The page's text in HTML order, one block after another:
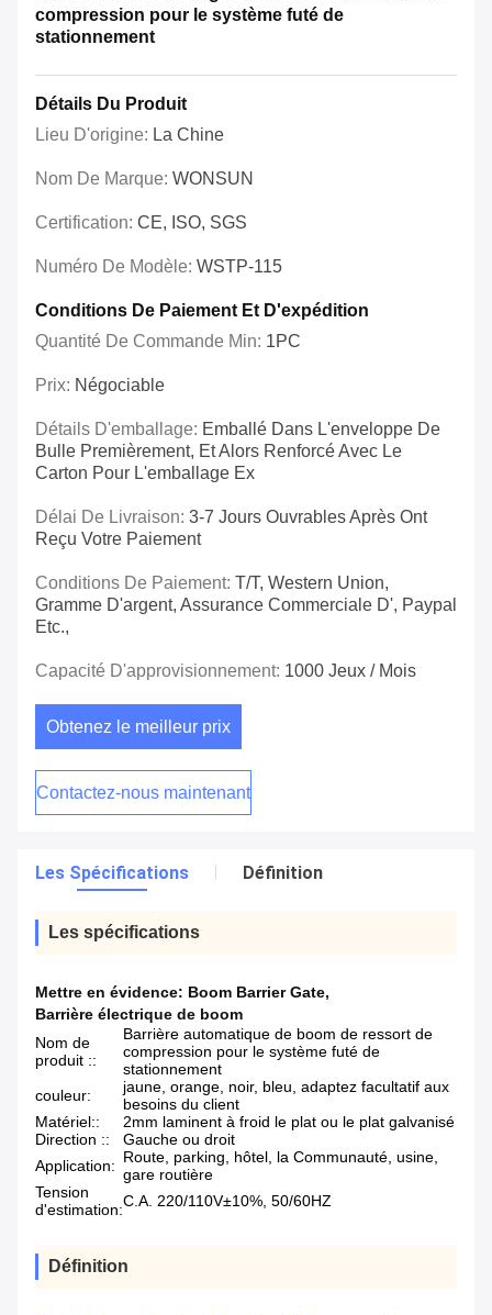
compression pour le système futé de
stationnement
Détails Du Produit
Lieu D'origine: La Chine
Nom De Marque: WONSUN
Certification: CE, ISO, SGS
Numéro De Modèle: WSTP-115
Conditions De Paiement Et D'expédition
Quantité De Commande Min: 1PC
Prix: Négociable
Détails D'emballage: Emballé Dans L'enveloppe De
Bulle Premièrement, Et Alors Renforcé Avec Le
Carton Pour L'emballage Ex
Délai De Livraison: 3-7 Jours Ouvrables Après Ont
Reçu Votre Paiement
Conditions De Paiement: T/T, Western Union,
Gramme D'argent, Assurance Commerciale D', Paypal
Etc.,
Capacité D'approvisionnement: 1000 Jeux / Mois
Obtenez le meilleur prix
Contactez-nous maintenant
Les Spécifications Définition
Les spécifications
Mettre en évidence: Boom Barrier Gate,
Barrière électrique de boom
Nom de
produit ::
Barrière automatique de boom de ressort de
compression pour le système futé de
stationnement
couleur:
jaune, orange, noir, bleu, adaptez facultatif aux
besoins du client
Matériel::
2mm laminent à froid le plat ou le plat galvanisé
Direction ::
Gauche ou droit
Application: Route, parking, hôtel, la Communauté, usine,
gare routière
Tension
d'estimation:C.A. 220/110V±10%, 50/60HZ
Définition